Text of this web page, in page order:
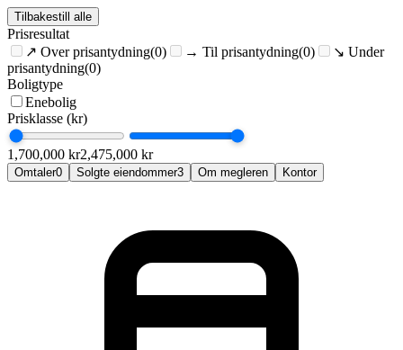
Tilbakestill alle
Prisresultat
↗ Over prisantydning(0) → Til prisantydning(0) ↘ Under
prisantydning(0)
Boligtype
Enebolig
Prisklasse (kr)
1,700,000 kr2,475,000 kr
Omtaler0 Solgte eiendommer3 Om megleren Kontor